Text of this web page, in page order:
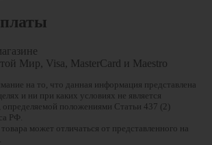
Мир, Visa, MasterCard и Maestro
на то, что данная информация представлена
и ни при каких условиях не является
положениями Статьи 437 (2)
РФ.
может отличаться от представленного на